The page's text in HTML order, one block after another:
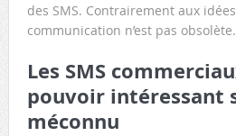
des SMS. Contrairement aux
communication n’est pas obsolète.
Les SMS
pouvoir intéressant
méconnu